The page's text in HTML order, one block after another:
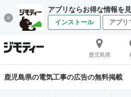
アプリならお得な情報を
インストール アプリ
鹿児島県
鹿児島県の電気工事の広告の無料掲載